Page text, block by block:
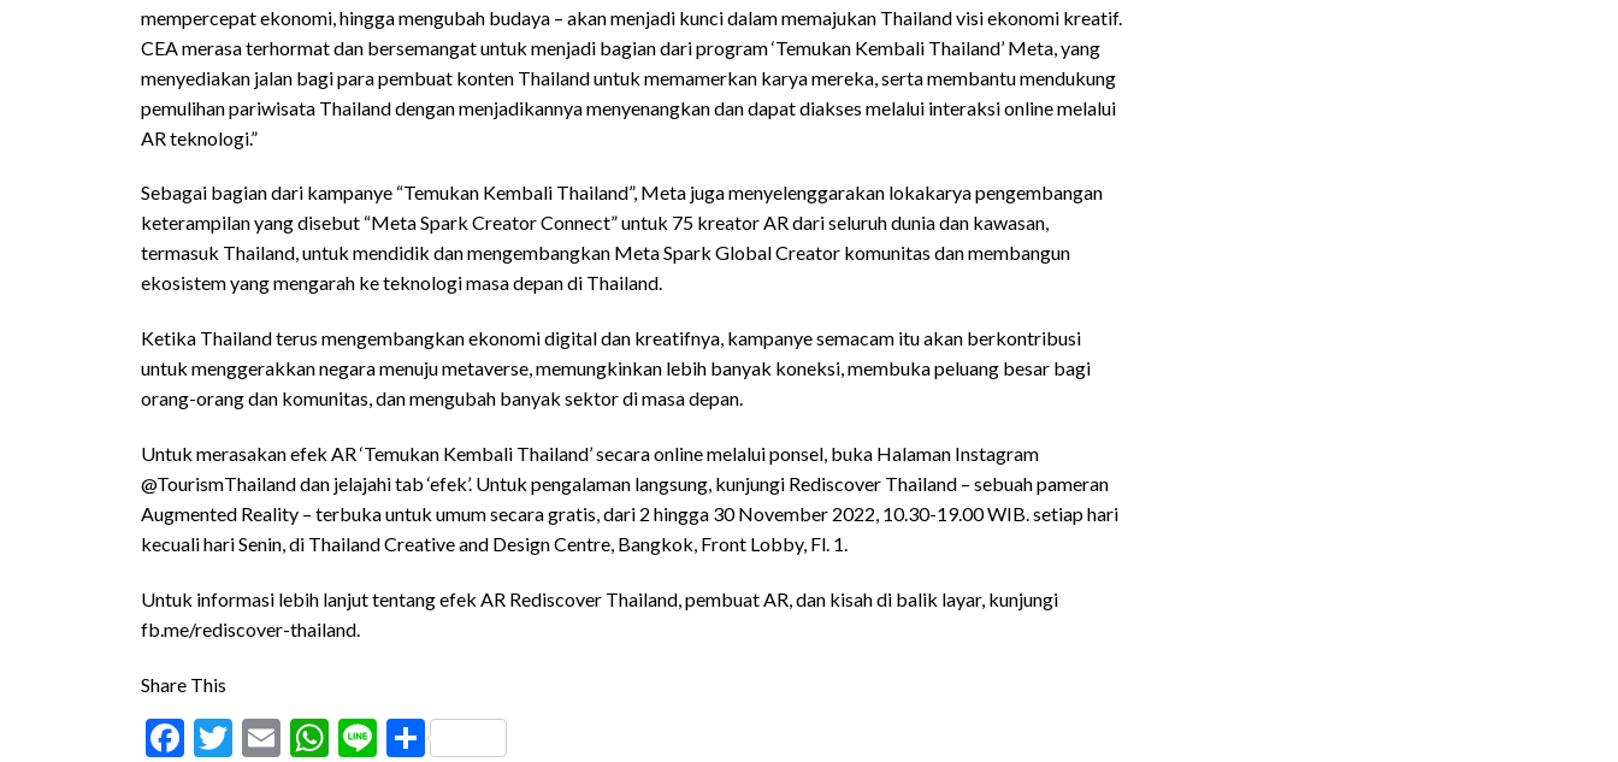
mempercepat ekonomi, hingga mengubah budaya – akan menjadi kunci dalam memajukan Thailand visi ekonomi kreatif.
CEA merasa terhormat dan bersemangat untuk menjadi bagian dari program ‘Temukan Kembali Thailand’ Meta, yang
menyediakan jalan bagi para pembuat konten Thailand untuk memamerkan karya mereka, serta membantu mendukung
pemulihan pariwisata Thailand dengan menjadikannya menyenangkan dan dapat diakses melalui interaksi online melalui
AR teknologi.”
Sebagai bagian dari kampanye “Temukan Kembali Thailand”, Meta juga menyelenggarakan lokakarya pengembangan
keterampilan yang disebut “Meta Spark Creator Connect” untuk 75 kreator AR dari seluruh dunia dan kawasan,
termasuk Thailand, untuk mendidik dan mengembangkan Meta Spark Global Creator komunitas dan membangun
ekosistem yang mengarah ke teknologi masa depan di Thailand.
Ketika Thailand terus mengembangkan ekonomi digital dan kreatifnya, kampanye semacam itu akan berkontribusi
untuk menggerakkan negara menuju metaverse, memungkinkan lebih banyak koneksi, membuka peluang besar bagi
orang-orang dan komunitas, dan mengubah banyak sektor di masa depan.
Untuk merasakan efek AR ‘Temukan Kembali Thailand’ secara online melalui ponsel, buka Halaman Instagram
@TourismThailand dan jelajahi tab ‘efek’. Untuk pengalaman langsung, kunjungi Rediscover Thailand – sebuah pameran
Augmented Reality – terbuka untuk umum secara gratis, dari 2 hingga 30 November 2022, 10.30-19.00 WIB. setiap hari
kecuali hari Senin, di Thailand Creative and Design Centre, Bangkok, Front Lobby, Fl. 1.
Untuk informasi lebih lanjut tentang efek AR Rediscover Thailand, pembuat AR, dan kisah di balik layar, kunjungi
fb.me/rediscover-thailand.
Share This
Facebook
Twitter
EmailWhatsApp
LineShare